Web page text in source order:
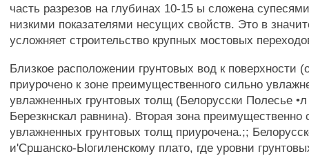
часть разрезов на глубинах 10-15 ы сложена
низкими показателями несущих свойств. Это в
усложняет строительство крупных мостовых
Близкое расположении грунтовых вод к поверхности
приурочено к зоне преимущественного сильно
увлажненных грунтовых толщ (Белорусски Полесье
Березкнскал равнина). Вторая зона преимущественно
увлажненных грунтовых толщ приурочена.;;
и'Сршанско-Ыогиленскому плато, где уровни